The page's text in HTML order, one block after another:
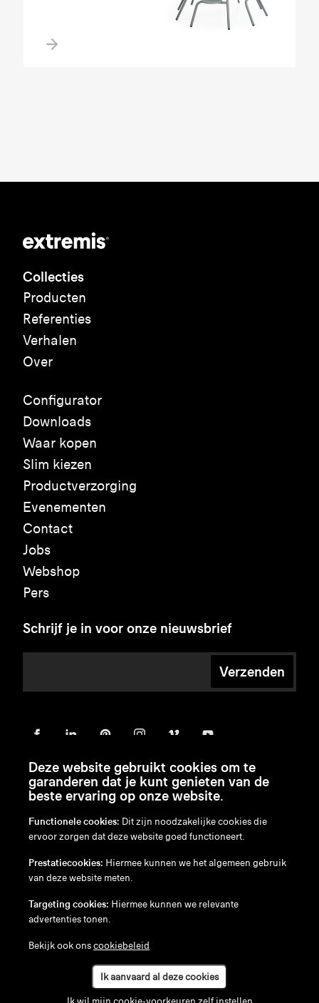
Collecties
Producten
Referenties
Verhalen
Over
Configurator
Downloads
Waar kopen
Slim kiezen
Productverzorging
Evenementen
Contact
Jobs
Webshop
Pers
Schrijf je in voor onze nieuwsbrief
Verzenden
en/nl/fr/de
Disclaimer
Cookiebeleid
Deze website gebruikt cookies om te
garanderen dat je kunt genieten van de
beste ervaring op onze website.
Functionele cookies: Dit zijn noodzakelijke cookies die
ervoor zorgen dat deze website goed functioneert.
Prestatiecookies: Hiermee kunnen we het algemeen gebruik
van deze website meten.
Targeting cookies: Hiermee kunnen we relevante
advertenties tonen.
Bekijk ook onscookiebeleid
Ik aanvaard al deze cookies